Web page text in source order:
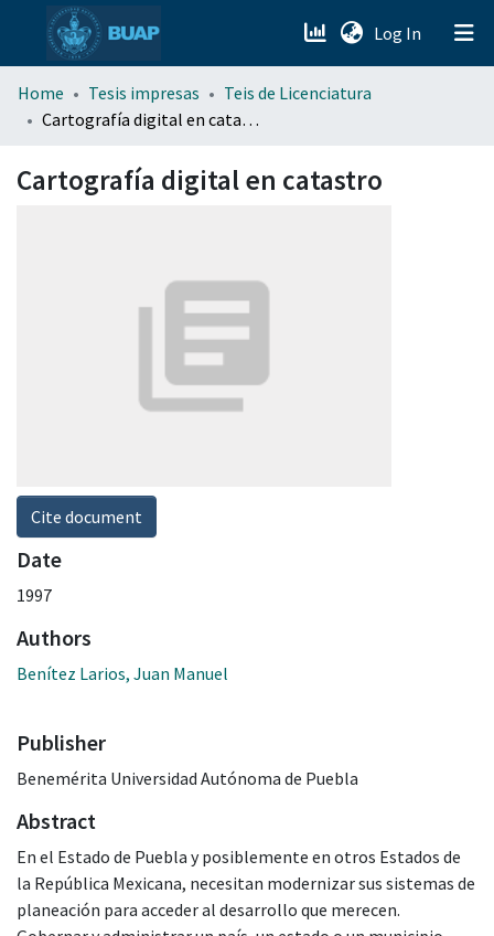
Log In (current)
menu.section.about_menu
Home Tesis impresas
Teis de Licenciatura
Cartografía digital en catastro
Cartografía digital en catastro
Cite document
Date
1997
Authors
Benítez Larios, Juan Manuel
Publisher
Benemérita Universidad Autónoma de Puebla
Abstract
En el Estado de Puebla y posiblemente en otros Estados de
la República Mexicana, necesitan modernizar sus sistemas de
planeación para acceder al desarrollo que merecen.